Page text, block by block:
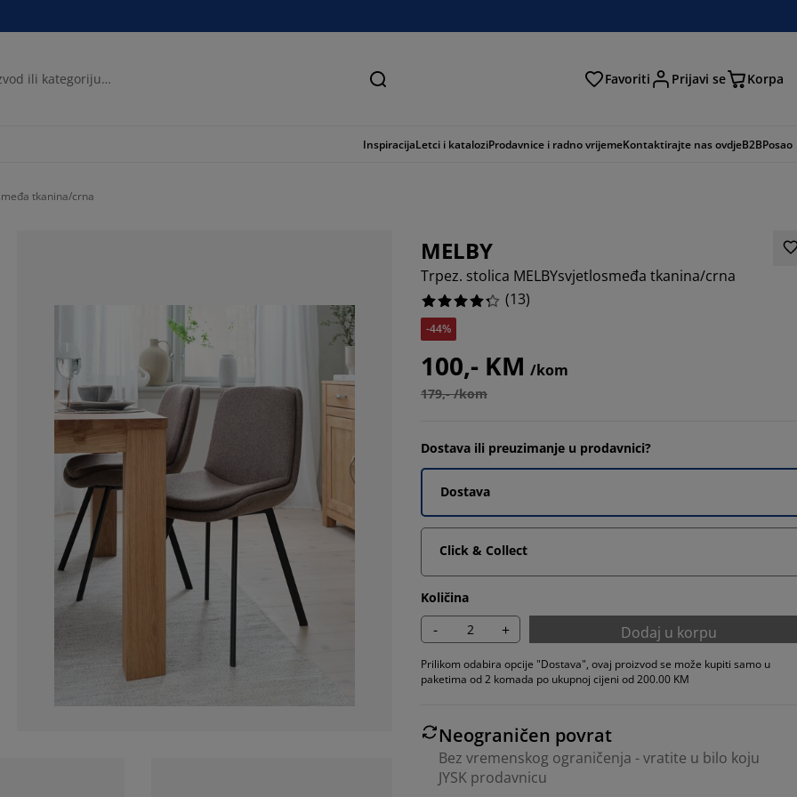
Traži Favoriti Prijavi se Korpa
InspiracijaLetci i kataloziProdavnice i radno vrijemeKontaktirajte nas ovdjeB2BPosao
tkanina/crna
MELBY
Trpez. stolica MELBYsvjetlosmeđa tkanina/crna
(13)
-44%
100,- KM /kom
179,- /kom
Dostava ili preuzimanje u prodavnici?
Dostava
Click & Collect
Količina
- + Dodaj u korpu
Prilikom odabira opcije "Dostava", ovaj proizvod se može kupiti samo u
paketima od 2 komada po ukupnoj cijeni od 200.00 KM
Neograničen povrat
Bez vremenskog ograničenja - vratite u bilo koju
JYSK prodavnicu
30.76923076923077%
7.6923076923076925%
7.6923076923076925%